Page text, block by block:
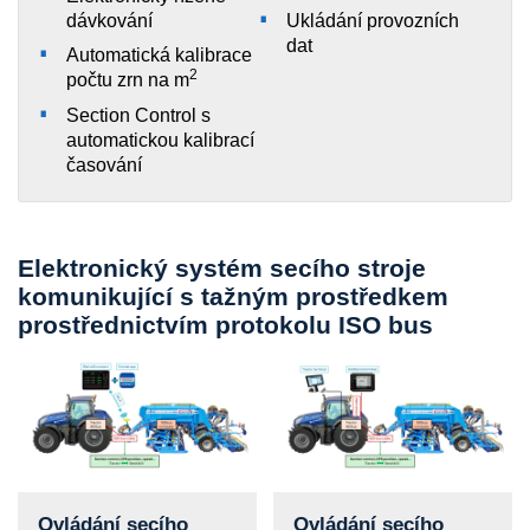
dávkování
Automatická kalibrace
počtu zrn na m2
Section Control s
automatickou kalibrací
časování
Ukládání provozních
dat
Elektronický systém secího stroje
komunikující s tažným prostředkem
prostřednictvím protokolu ISO bus
Ovládání secího Ovládání secího